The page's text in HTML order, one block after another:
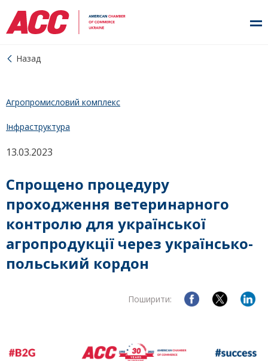
Назад
13.03.2023
Агропромисловий комплекс
Інфраструктура
Спрощено процедуру
проходження ветеринарного
контролю для української
агропродукції через українсько-
польський кордон
Поширити: